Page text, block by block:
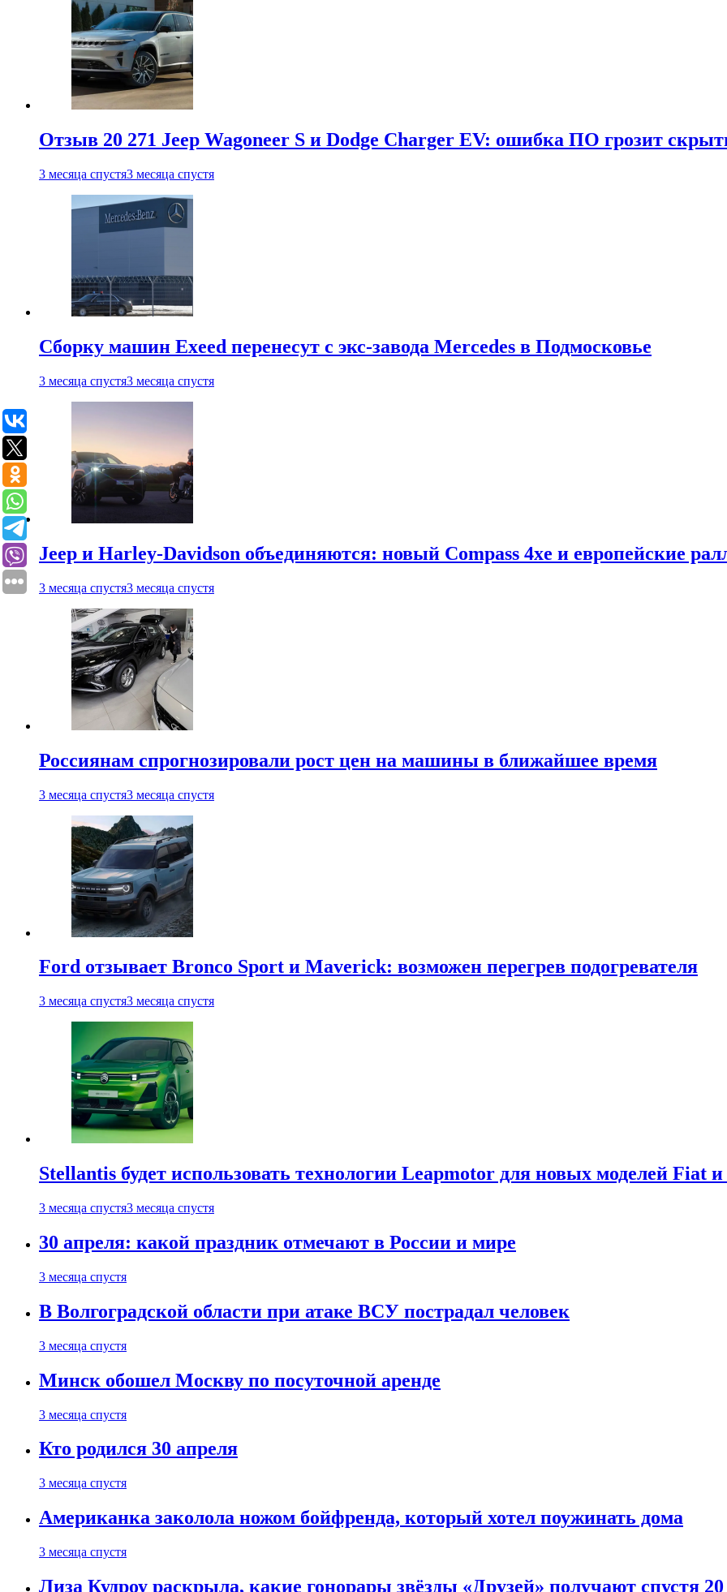
Отзыв 20 271 Jeep Wagoneer S и Dodge Charger EV: ошибка ПО грозит
3 месяца спустя3 месяца спустя
Сборку машин Exeed перенесут с экс-завода Mercedes в Подмосковье
3 месяца спустя3 месяца спустя
Jeep и Harley-Davidson объединяются: новый Compass 4xe и европейские
3 месяца спустя3 месяца спустя
Россиянам спрогнозировали рост цен на машины в ближайшее время
3 месяца спустя3 месяца спустя
Ford отзывает Bronco Sport и Maverick: возможен перегрев подогревателя
3 месяца спустя3 месяца спустя
Stellantis будет использовать технологии Leapmotor для новых моделей Fiat
3 месяца спустя3 месяца спустя
30 апреля: какой праздник отмечают в России и мире
3 месяца спустя
В Волгоградской области при атаке ВСУ пострадал человек
3 месяца спустя
Минск обошел Москву по посуточной аренде
3 месяца спустя
Кто родился 30 апреля
3 месяца спустя
Американка заколола ножом бойфренда, который хотел поужинать дома
3 месяца спустя
Лиза Кудроу раскрыла, какие гонорары звёзды «Друзей» получают спустя